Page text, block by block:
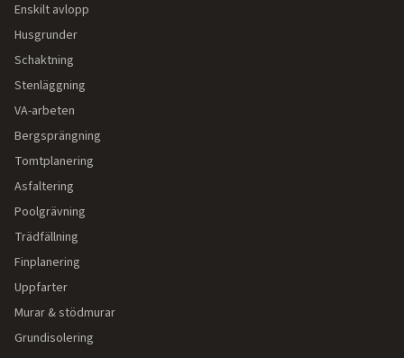
Enskilt avlopp
Husgrunder
Schaktning
Stenläggning
VA-arbeten
Bergsprängning
Tomtplanering
Asfaltering
Poolgrävning
Trädfällning
Finplanering
Uppfarter
Murar & stödmurar
Grundisolering